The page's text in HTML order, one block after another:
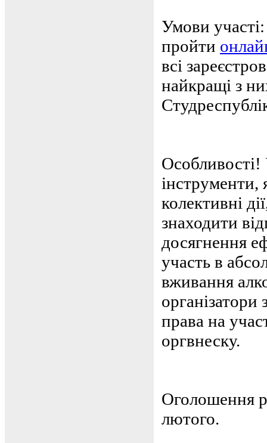
Умови
пройти
всі
найкращі з
Особливості!
інструменти,
колективні
знаходити
досягнення
участь в
вживання
права на
оргвнеску.
Оголошення
лютого.